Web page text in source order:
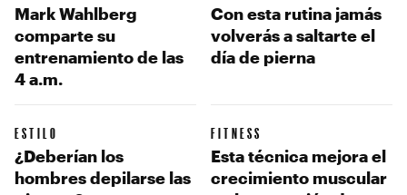
Mark Wahlberg
comparte su
entrenamiento de las
4 a.m.
Con esta rutina jamás
volverás a saltarte el
día de pierna
ESTILO
¿Deberían los
hombres depilarse las
FITNESS
Esta técnica mejora el
crecimiento muscular